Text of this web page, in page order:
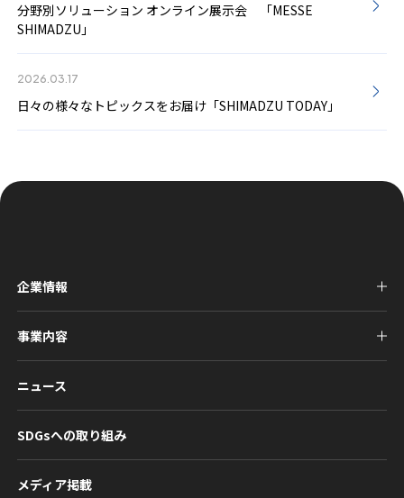
分野別ソリューション オンライン展示会 「MESSE
SHIMADZU」
2026.03.17
日々の様々なトピックスをお届け「SHIMADZU TODAY」
企業情報
事業内容
ニュース
SDGsへの取り組み
メディア掲載